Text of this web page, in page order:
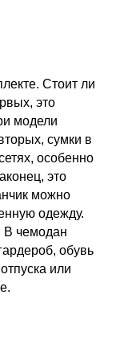
Стоит ли
это
модели
сумки в
особенно
это
можно
одежду.
В чемодан
обувь
или